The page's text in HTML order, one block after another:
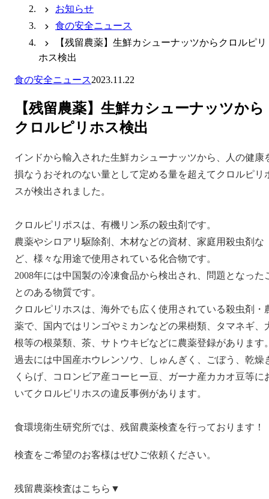
お知らせ
食の安全ニュース
【残留農薬】生鮮カシューナッツからクロルピリ
ホス検出
食の安全ニュース2023.11.22
【残留農薬】生鮮カシューナッツから
クロルピリホス検出
インドから輸入された生鮮カシューナッツから、人の健康
損なうおそれのない量として定める量を超えてクロルピリ
スが検出されました。
クロルピリポスは、有機リン系の殺虫剤です。
農薬やシロアリ駆除剤、木材などの資材、家庭用殺虫剤な
ど、様々な用途で使用されている化合物です。
2008年には中国製の冷凍食品から検出され、問題となった
とのある物質です。
クロルピリホスは、海外でも広く使用されている殺虫剤・
薬で、国内ではリンゴやミカンなどの果樹類、タマネギ、
根等の根菜類、茶、サトウキビなどに農薬登録があります
過去には中国産ホウレンソウ、しゅんぎく、ごぼう、乾燥
くらげ、コロンビア産コーヒー豆、ガーナ産カカオ豆等に
いてクロルピリホスの違反事例があります。
食環境衛生研究所では、残留農薬検査を行っております！
検査をご希望のお客様はぜひご依頼ください。
残留農薬検査はこちら▼